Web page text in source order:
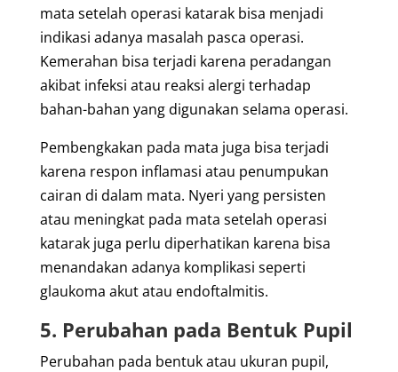
mata setelah operasi katarak bisa menjadi
indikasi adanya masalah pasca operasi.
Kemerahan bisa terjadi karena peradangan
akibat infeksi atau reaksi alergi terhadap
bahan-bahan yang digunakan selama operasi.
Pembengkakan pada mata juga bisa terjadi
karena respon inflamasi atau penumpukan
cairan di dalam mata. Nyeri yang persisten
atau meningkat pada mata setelah operasi
katarak juga perlu diperhatikan karena bisa
menandakan adanya komplikasi seperti
glaukoma akut atau endoftalmitis.
5. Perubahan pada Bentuk Pupil
Perubahan pada bentuk atau ukuran pupil,